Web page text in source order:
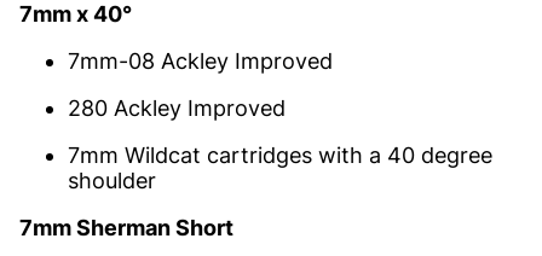
7mm x 40°
7mm-08 Ackley Improved
280 Ackley Improved
7mm Wildcat cartridges with a 40 degree
shoulder
7mm Sherman Short